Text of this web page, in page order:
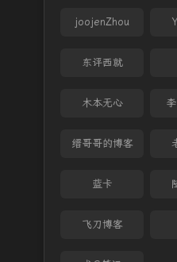
joojenZhou
东评西就
木本无心
缙哥哥的博客
蓝卡
飞刀博客